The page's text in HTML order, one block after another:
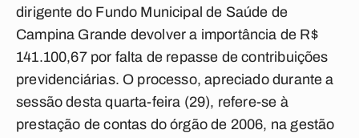
dirigente do Fundo Municipal de Saúde de
Campina Grande devolver a importância de R$
141.100,67 por falta de repasse de contribuições
previdenciárias. O processo, apreciado durante a
sessão desta quarta-feira (29), refere-se à
prestação de contas do órgão de 2006, na gestão